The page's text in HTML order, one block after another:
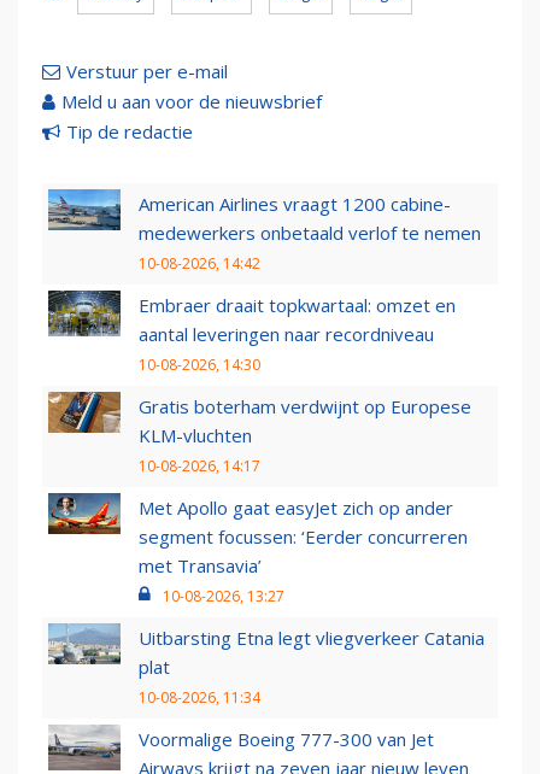
Verstuur per e-mail
Meld u aan voor de nieuwsbrief
Tip de redactie
American Airlines vraagt 1200 cabine-
medewerkers onbetaald verlof te nemen
10-08-2026, 14:42
Embraer draait topkwartaal: omzet en
aantal leveringen naar recordniveau
10-08-2026, 14:30
Gratis boterham verdwijnt op Europese
KLM-vluchten
10-08-2026, 14:17
Met Apollo gaat easyJet zich op ander
segment focussen: ‘Eerder concurreren
met Transavia’
10-08-2026, 13:27
Uitbarsting Etna legt vliegverkeer Catania
plat
10-08-2026, 11:34
Voormalige Boeing 777-300 van Jet
Airways krijgt na zeven jaar nieuw leven